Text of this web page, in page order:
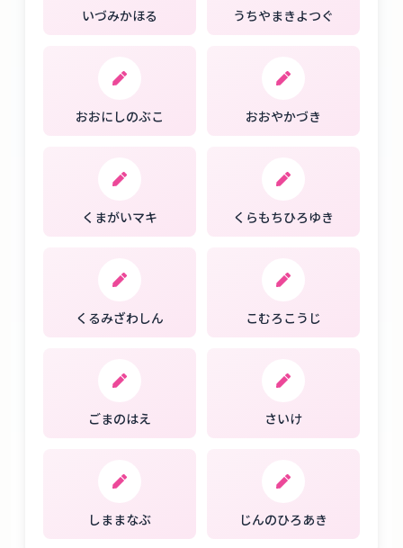
いづみかほる うちやまきよつぐ
おおにしのぶこ おおやかづき
くまがいマキ くらもちひろゆき
くるみざわしん こむろこうじ
ごまのはえ さいけ
しままなぶ じんのひろあき